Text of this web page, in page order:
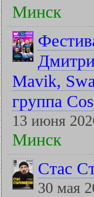
Минск
Mavik,
группа
13 июня
Минск
Стас
30 мая